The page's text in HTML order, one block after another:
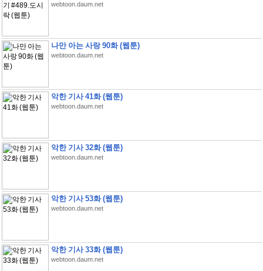
webtoon.daum.net
나만 아는 사랑 90화 (웹툰)
webtoon.daum.net
악한 기사 41화 (웹툰)
webtoon.daum.net
악한 기사 32화 (웹툰)
webtoon.daum.net
악한 기사 53화 (웹툰)
webtoon.daum.net
악한 기사 33화 (웹툰)
webtoon.daum.net